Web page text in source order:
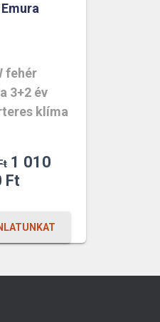
fehér
3+2 év
klíma
Original
price
051
1 010
FtCurrent
1
800 Ft.